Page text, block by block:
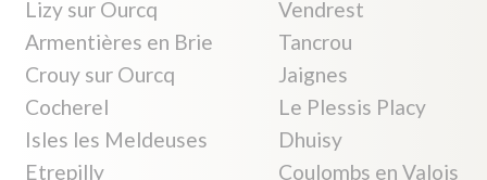
Service d’aide et
d’accompagnement à
domicile (SAAD)